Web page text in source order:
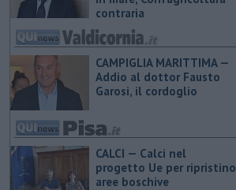
contraria
CAMPIGLIA MARITTIMA —
Addio al dottor Fausto
Garosi, il cordoglio
CALCI — Calci nel
progetto Ue per ripristino
aree boschive